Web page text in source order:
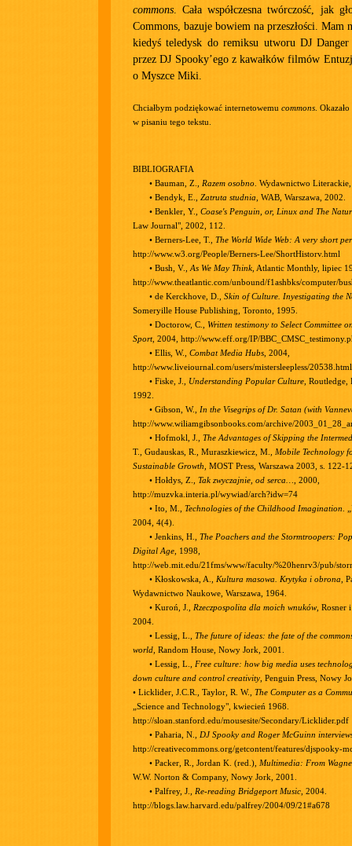
commons. Cała współczesna twórczość, jak
Commons, bazuje bowiem na przeszłości. Mam
kiedyś teledysk do remiksu utworu DJ Danger
przez DJ Spooky’ego z kawałków filmów
o Myszce Miki.
Chciałbym podziękować internetowemu commons .
w pisaniu tego tekstu.
BIBLIOGRAFIA
• Bauman, Z., Razem osobno . Wydawnictwo
• Bendyk, E.,Zatruta studnia , WAB, Warszawa, 2002.
• Benkler, Y.,Coase's Penguin, or, Linux and The
Law Journal", 2002, 112.
• Berners-Lee, T.,The World Wide Web: A very short
http://www.w3.org/People/Berners-Lee/ShortHistorv.html
• Bush, V.,As We May Think , Atlantic Monthly, lipiec
http://www.theatlantic.com/unbound/f1ashbks/computer/
• de Kerckhove, D.,Skin of Culture. Inyestigating the
Someryille House Publishing, Toronto, 1995.
• Doctorow, C.,Written testimony to Select Committee
Sport, 2004, http://www.eff.org/IP/
• Ellis, W.,Combat Media Hubs , 2004,
http://www.liveiournal.com/users/mistersleepless/20538.html
• Fiske, J., Understanding Popular Culture ,
1992.
• Gibson, W., In the Visegrips of Dr. Satan (with
http://www.wiliamgibsonbooks.com/archive/
• Hofmokl, J.,The Advantages of Skipping the
T., Gudauskas, R., Muraszkiewicz, M., Mobile Technology
Sustainable Growth , MOST Press, Warszawa 2003, s. 122-
• Hołdys, Z.,Tak zwyczajnie, od serca…
, 2000,
http://muzvka.interia.pl/wywiad/arch?idw=74
• Ito, M.,Technologies of the Childhood Imagination
.
2004, 4(4).
• Jenkins, H.,The Poachers and the Stormtroopers:
Digital Age , 1998,
http://web.mit.edu/21fms/www/faculty/%20henrv3/pub/
• Kłoskowska, A., Kultura masowa. Krytyka i obrona ,
Wydawnictwo Naukowe, Warszawa, 1964.
• Kuroń, J., Rzeczpospolita dla moich wnuków, Rosner
2004.
• Lessig, L.,The future of ideas: the fate of the
world , Random House, Nowy Jork, 2001.
• Lessig, L., Free culture: how big media uses
down culture and control creativity , Penguin Press, Nowy
• Licklider, J.C.R., Taylor, R. W., The Computer as a
„Science and Technology", kwiecień 1968.
http://sloan.stanford.edu/mousesite/Secondary/Licklider.pdf
• Paharia, N., DJ Spooky and Roger McGuinn
http://creativecommons.org/getcontent/features/djspooky-
• Packer, R., Jordan K. (red.), Multimedia: From
W.W. Norton & Company, Nowy Jork, 2001.
• Palfrey, J., Re-reading Bridgeport Music , 2004.
http://blogs.law.harvard.edu/palfrey/2004/09/21#a678